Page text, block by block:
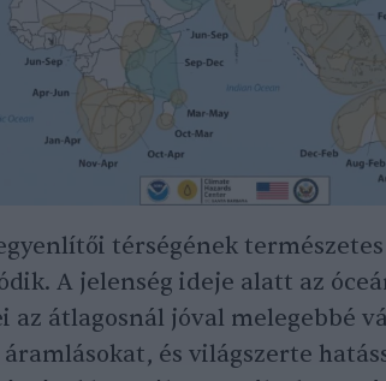
térségének természetes
A jelenség ideje alatt az
az átlagosnál jóval melegebbé
és világszerte